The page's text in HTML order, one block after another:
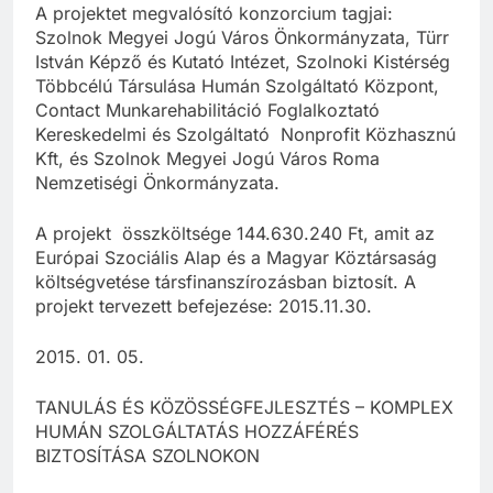
A projektet megvalósító konzorcium tagjai:
Szolnok Megyei Jogú Város Önkormányzata, Türr
István Képző és Kutató Intézet, Szolnoki Kistérség
Többcélú Társulása Humán Szolgáltató Központ,
Contact Munkarehabilitáció Foglalkoztató
Kereskedelmi és Szolgáltató Nonprofit Közhasznú
Kft, és Szolnok Megyei Jogú Város Roma
Nemzetiségi Önkormányzata.
A projekt összköltsége 144.630.240 Ft, amit az
Európai Szociális Alap és a Magyar Köztársaság
költségvetése társfinanszírozásban biztosít. A
projekt tervezett befejezése: 2015.11.30.
2015. 01. 05.
TANULÁS ÉS KÖZÖSSÉGFEJLESZTÉS – KOMPLEX
HUMÁN SZOLGÁLTATÁS HOZZÁFÉRÉS
BIZTOSÍTÁSA SZOLNOKON